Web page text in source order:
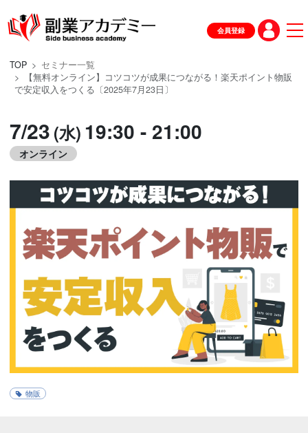
会員登録
TOP
セミナー一覧
【無料オンライン】コツコツが成果につながる！楽天ポイント物販
で安定収入をつくる〔2025年7月23日〕
7/23 (水) 19:30 - 21:00
オンライン
物販